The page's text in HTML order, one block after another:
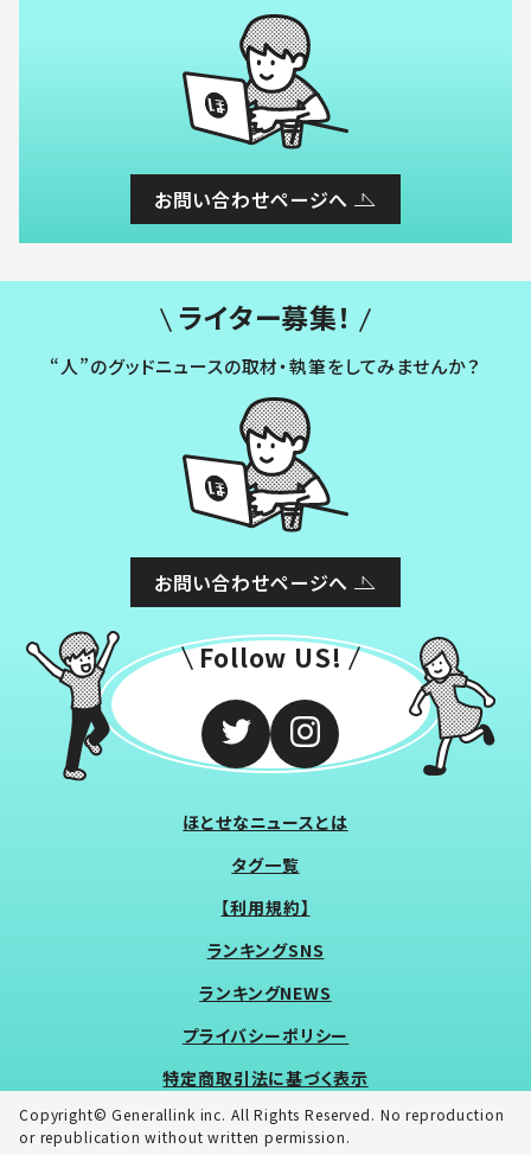
お問い合わせページへ
ライター募集！
“人”のグッドニュースの取材・執筆をしてみませんか？
お問い合わせページへ
Follow US!
ほとせなニュースとは
タグ一覧
【利用規約】
ランキングSNS
ランキングNEWS
プライバシーポリシー
特定商取引法に基づく表示
Copyright© Generallink inc. All Rights Reserved. No reproduction
or republication without written permission.